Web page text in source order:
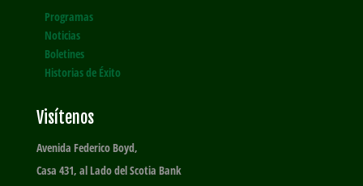
Programas
Noticias
Boletines
Historias de Éxito
Visítenos
Avenida Federico Boyd,
Casa 431, al Lado del Scotia Bank